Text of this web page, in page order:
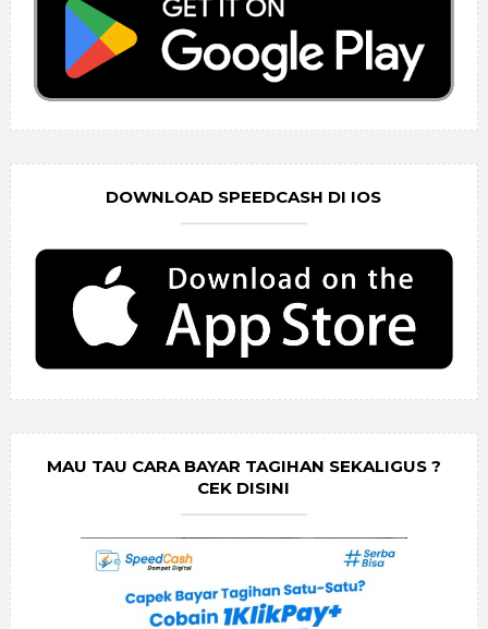
DOWNLOAD SPEEDCASH DI IOS
MAU TAU CARA BAYAR TAGIHAN SEKALIGUS ?
CEK DISINI